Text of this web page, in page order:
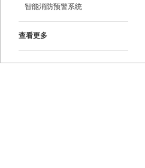
智能消防预警系统
查看更多